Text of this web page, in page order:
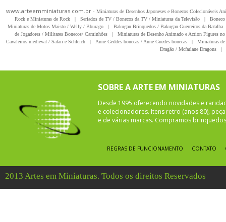
www.arteemminiaturas.com.br - Miniaturas de Desenhos Japoneses e Bonecos Colecionáveis
Rock e Miniaturas de Rock
| Seriados de TV / Bonecos da TV / Miniaturas da Televisão |
Miniaturas de Motos Maisto / Welly / Bburago
| Bakugan Brinquedos / Bakugan Guerreiros da Batalha
de Jogadores / Militares Bonecos/ Caminhões
|
Miniaturas de Desenho Animado e Action Figures
Cavaleiros medieval / Safari e Schleich
| Anne Geddes bonecas / Anne Guedes bonecas |
Miniaturas
Dragão / Mcfarlane Dragons
|
SOBRE A ARTE EM MINIATURAS
Desde 1995 oferecendo novidades e
e colecionadores. Itens retro (anos 80),
e de várias marcas. Compramos
REGRAS DE FUNCIONAMENTO CONTATO
2013 Artes em Miniaturas. Todos os direitos Reservados